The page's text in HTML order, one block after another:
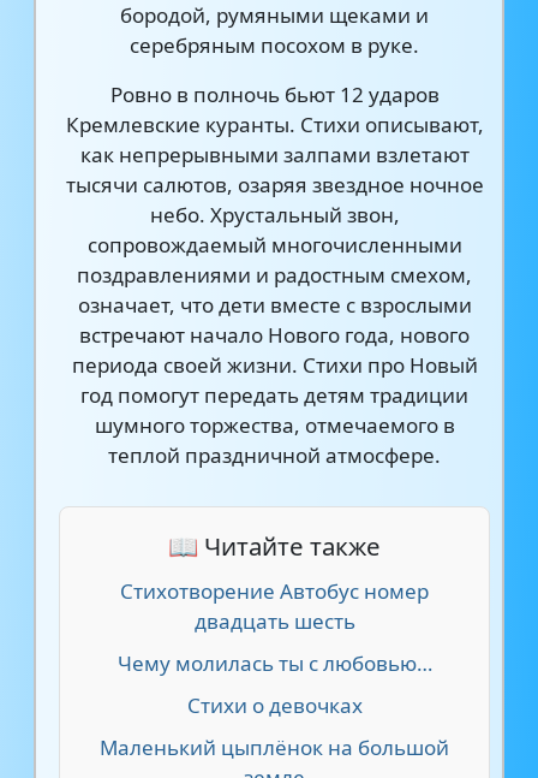
бородой, румяными щеками и
серебряным посохом в руке.
Ровно в полночь бьют 12 ударов
Кремлевские куранты. Стихи описывают,
как непрерывными залпами взлетают
тысячи салютов, озаряя звездное ночное
небо. Хрустальный звон,
сопровождаемый многочисленными
поздравлениями и радостным смехом,
означает, что дети вместе с взрослыми
встречают начало Нового года, нового
периода своей жизни. Стихи про Новый
год помогут передать детям традиции
шумного торжества, отмечаемого в
теплой праздничной атмосфере.
📖 Читайте также
Стихотворение Автобус номер
двадцать шесть
Чему молилась ты с любовью…
Стихи о девочках
Маленький цыплёнок на большой